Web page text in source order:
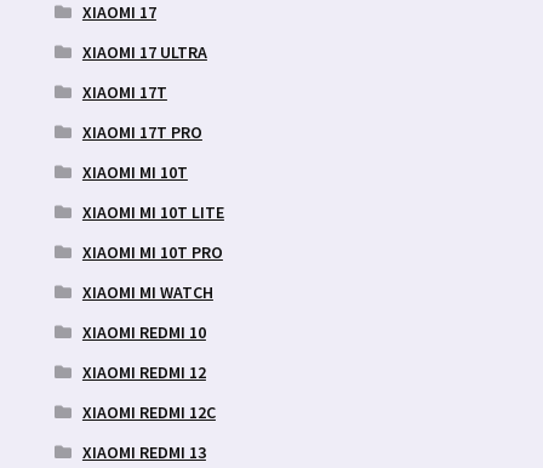
XIAOMI 17
XIAOMI 17 ULTRA
XIAOMI 17T
XIAOMI 17T PRO
XIAOMI MI 10T
XIAOMI MI 10T LITE
XIAOMI MI 10T PRO
XIAOMI MI WATCH
XIAOMI REDMI 10
XIAOMI REDMI 12
XIAOMI REDMI 12C
XIAOMI REDMI 13